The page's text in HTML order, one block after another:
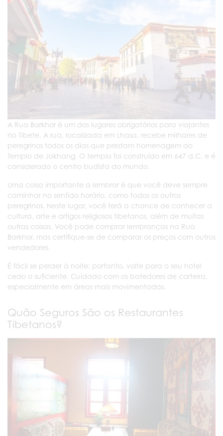
A Rua Barkhor é um dos lugares obrigatórios para viajantes
no Tibete. A rua, localizada em Lhasa, recebe milhares de
peregrinos todos os dias que prestam homenagem ao
Templo de Jokhang. O templo foi construído em 647 d.C. e é
considerado o centro budista do mundo.
Uma coisa importante a lembrar é que você deve sempre
caminhar no sentido horário, como todos os outros
peregrinos. Neste lugar, você terá a chance de conhecer a
cultura, arte e artigos religiosos tibetanos, além de muitas
outras coisas. Você pode comprar lembranças na Rua
Barkhor, mas certifique-se de comparar os preços com outros
vendedores.
É fácil se perder à noite; portanto, volte para o seu hotel
cedo o suficiente. Cuidado com os batedores de carteira,
especialmente em áreas mais movimentadas.
Quão Seguros São os Restaurantes
Tibetanos?